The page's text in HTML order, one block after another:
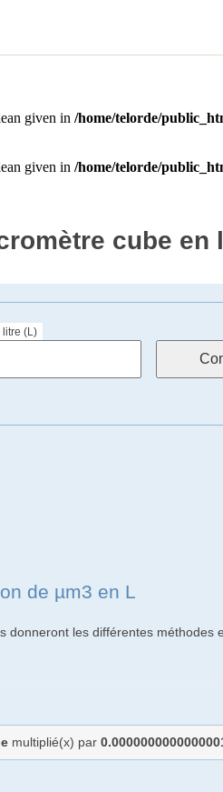
cube en
litre (L)
de µm3 en L
donneront les différentes méthodes
multiplié(x) par